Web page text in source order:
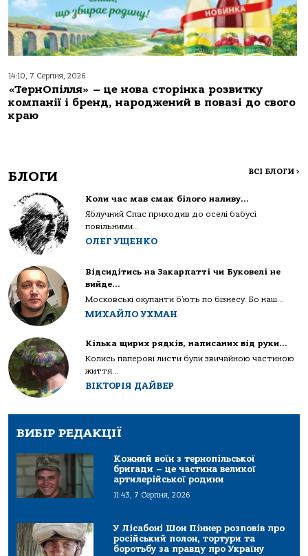
14:10, 7 Серпня, 2026
«ТернОпілля» – це нова сторінка розвитку
компанії і бренд, народжений в повазі до свого
краю
БЛОГИ ВСІ БЛОГИ >
Коли час мав смак білого наливу…
Яблучний Спас приходив до оселі бабусі
повільними...
ОЛЕГ УЩЕНКО
Відсидітись на Закарпатті чи Буковелі не
вийде…
Московські окупанти б’ють по бізнесу. Бо наш...
МИХАЙЛО УХМАН
Кілька щирих рядків, написаних від руки…
Колись паперові листи були звичайною частиною
життя...
ВІКТОРІЯ ДАЙВЕР
ВИБІР РЕДАКЦІЇ
Кожний воїн з тернопільської
бригади – це частина великої
артилерійської родини
11:43, 7 Серпня, 2026
У Лісабоні Шон Піннер розповів про
російський полон, тортури та
боротьбу за правду про Україну